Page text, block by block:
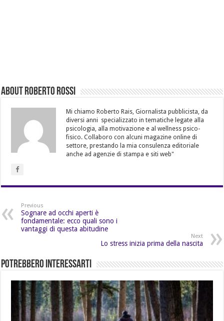
About Roberto Rossi
Mi chiamo Roberto Rais, Giornalista pubblicista, da
diversi anni specializzato in tematiche legate alla
psicologia, alla motivazione e al wellness psico-
fisico. Collaboro con alcuni magazine online di
settore, prestando la mia consulenza editoriale
anche ad agenzie di stampa e siti web"
Previous
Sognare ad occhi aperti è
fondamentale: ecco quali sono i
vantaggi di questa abitudine
Next
Lo stress inizia prima della nascita
Potrebbero Interessarti